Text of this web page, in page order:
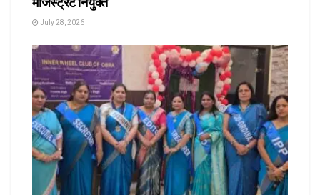
July 28, 2026